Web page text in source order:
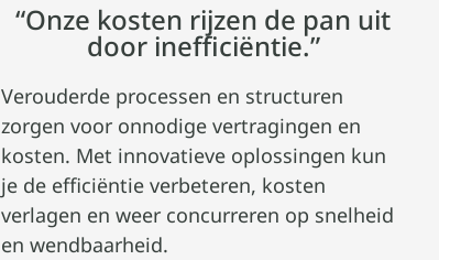
“Onze kosten rijzen de pan uit
door inefficiëntie.”
Verouderde processen en structuren
zorgen voor onnodige vertragingen en
kosten. Met innovatieve oplossingen kun
je de efficiëntie verbeteren, kosten
verlagen en weer concurreren op snelheid
en wendbaarheid.